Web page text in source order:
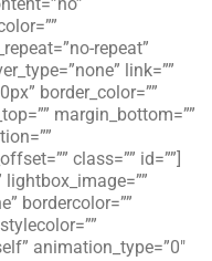
repeat”
link=””
border_color=””
margin_bottom=””
class=”” id=””]
bordercolor=””
animation_type=”0″